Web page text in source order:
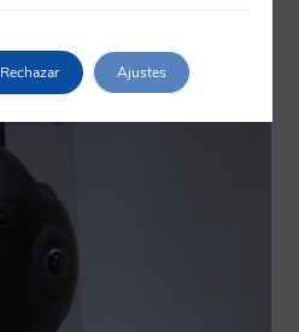
Rechazar Ajustes